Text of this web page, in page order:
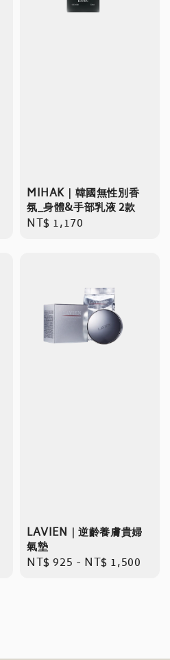
MIHAK｜韓國無性別香
氛_身體&手部乳液 2款
Regular
NT$ 1,170
LAVIEN｜逆齡養膚貴婦
氣墊
Regular
NT$ 925 - NT$ 1,500